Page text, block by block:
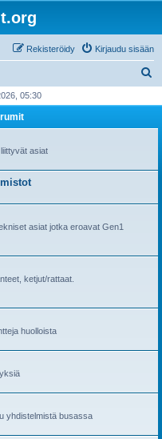
Kirjaudu sisään
Rekisteröidy
i
05:30
asiat
asiat jotka eroavat Gen1
ketjut/rattaat.
huolloista
yhdistelmistä busassa